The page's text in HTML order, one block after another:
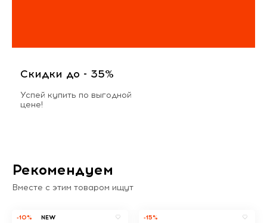
Скидки до - 35%
Успей купить по выгодной
цене!
Рекомендуем
Вместе с этим товаром ищут
-10% NEW -15%